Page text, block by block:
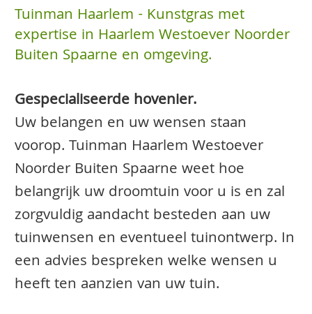
Tuinman Haarlem - Kunstgras met
expertise in Haarlem Westoever Noorder
Buiten Spaarne en omgeving.
Gespecialiseerde hovenier.
Uw belangen en uw wensen staan
voorop. Tuinman Haarlem Westoever
Noorder Buiten Spaarne weet hoe
belangrijk uw droomtuin voor u is en zal
zorgvuldig aandacht besteden aan uw
tuinwensen en eventueel tuinontwerp. In
een advies bespreken welke wensen u
heeft ten aanzien van uw tuin.